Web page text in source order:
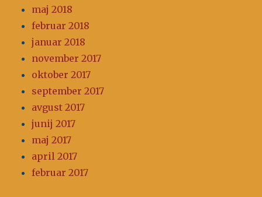
maj 2018
februar 2018
januar 2018
november 2017
oktober 2017
september 2017
avgust 2017
junij 2017
maj 2017
april 2017
februar 2017